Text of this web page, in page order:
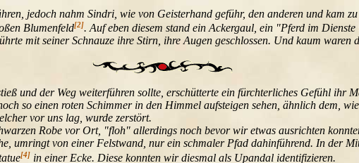
jedoch nahm Sindri, wie von Geisterhand geführ, den anderen und kam
Blumenfeld[2]. Auf eben diesem stand ein Ackergaul, ein "Pferd im
mit seiner Schnauze ihre Stirn, ihre Augen geschlossen. Und kaum waren
und der Weg weiterführen sollte, erschütterte ein fürchterliches Gefühl ihr
so einen roten Schimmer in den Himmel aufsteigen sehen, ähnlich dem,
vor uns lag, wurde zerstört.
Robe vor Ort, "floh" allerdings noch bevor wir etwas ausrichten
umringt von einer Felstwand, nur ein schmaler Pfad dahinführend. In der
[4] in einer Ecke. Diese konnten wir diesmal als Upandal identifizieren.